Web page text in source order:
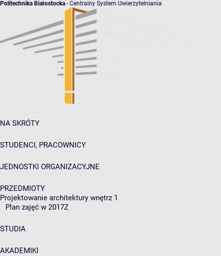
Politechnika Białostocka - Centralny System Uwierzytelniania
NA SKRÓTY
STUDENCI, PRACOWNICY
JEDNOSTKI ORGANIZACYJNE
PRZEDMIOTY
Projektowanie architektury wnętrz 1
Plan zajęć w 2017Z
STUDIA
AKADEMIKI